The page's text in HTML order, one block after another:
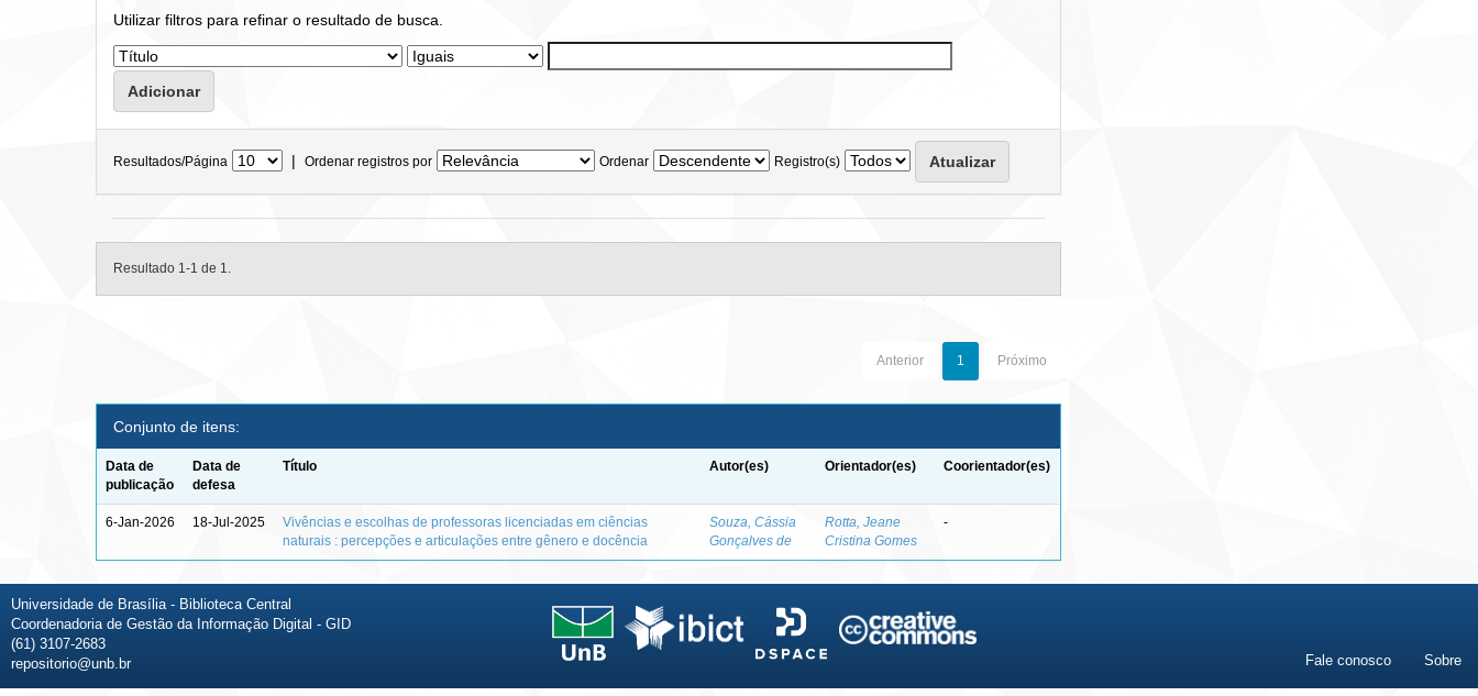
Utilizar filtros para refinar o resultado de busca.
Resultados/Página | Ordenar registros por Ordenar Registro(s)
Resultado 1-1 de 1.
Anterior 1 Próximo
Conjunto de itens:
Data de
publicação
Data de
defesa
Título Autor(es) Orientador(es) Coorientador(es)
6-Jan-2026 18-Jul-2025
Vivências e escolhas de professoras licenciadas em ciências
naturais : percepções e articulações entre gênero e docência
Souza, Cássia
Gonçalves de
Rotta, Jeane
Cristina Gomes
-
Universidade de Brasília - Biblioteca Central
Coordenadoria de Gestão da Informação Digital - GID
(61) 3107-2683
repositorio@unb.br
Fale conosco Sobre